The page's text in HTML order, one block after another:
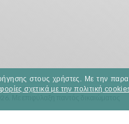
στους χρήστες. Με την
σχετικά με την πολιτική